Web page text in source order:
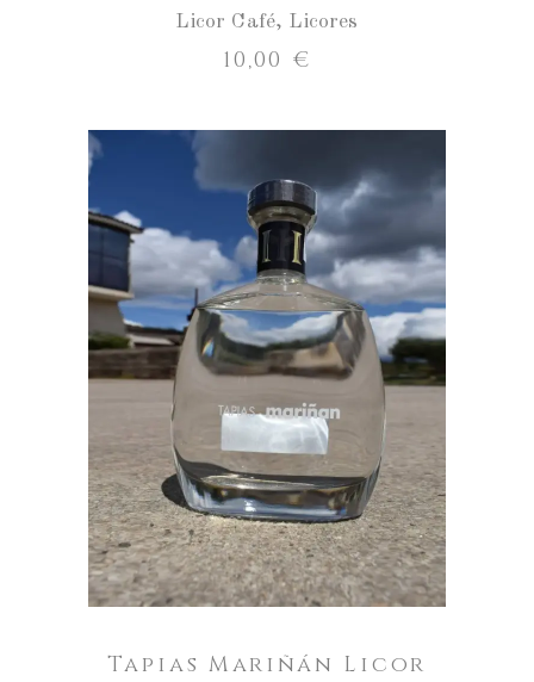
Licor Café, Licores
10,00 €
AÑADIR AL CARRITO
Tapias Mariñán Licor